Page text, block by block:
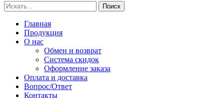
Главная
Продукция
О нас
Обмен и возврат
Система скидок
Оформление заказа
Оплата и доставка
Вопрос/Ответ
Контакты